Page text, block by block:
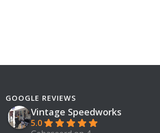
GOOGLE REVIEWS
Vintage Speedworks
5.0